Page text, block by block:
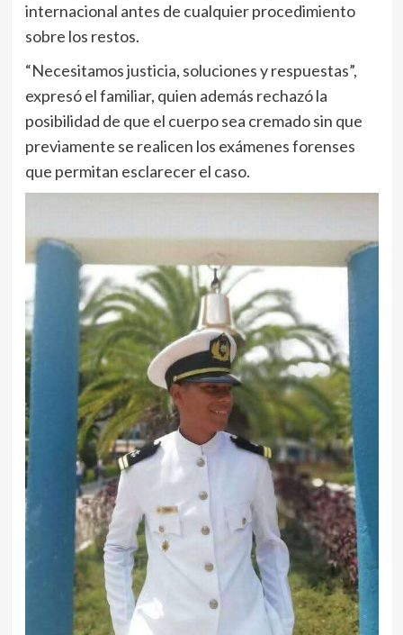
internacional antes de cualquier procedimiento
sobre los restos.
“Necesitamos justicia, soluciones y respuestas”,
expresó el familiar, quien además rechazó la
posibilidad de que el cuerpo sea cremado sin que
previamente se realicen los exámenes forenses
que permitan esclarecer el caso.